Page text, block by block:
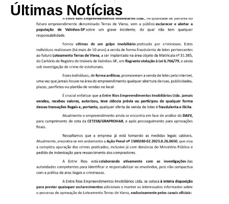
Últimas Notícias